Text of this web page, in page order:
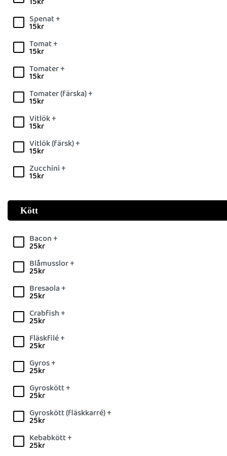
Spenat +
15kr
Tomat +
15kr
Tomater +
15kr
Tomater (färska) +
15kr
Vitlök +
15kr
Vitlök (färsk) +
15kr
Zucchini +
15kr
Kött
Bacon +
25kr
Blåmusslor +
25kr
Bresaola +
25kr
Crabfish +
25kr
Fläskfilé +
25kr
Gyros +
25kr
Gyroskött +
25kr
Gyroskött (fläskkarré) +
25kr
Kebabkött +
25kr